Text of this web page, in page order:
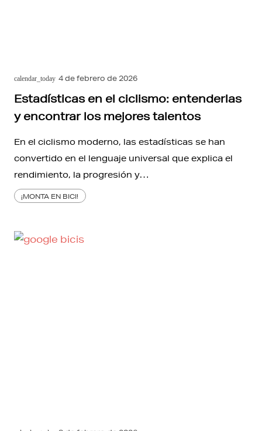
calendar_today 4 de febrero de 2026
Estadísticas en el ciclismo: entenderlas
y encontrar los mejores talentos
En el ciclismo moderno, las estadísticas se han
convertido en el lenguaje universal que explica el
rendimiento, la progresión y…
¡MONTA EN BICI!